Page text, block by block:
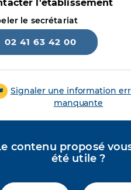
l'établissement
le secrétariat
02 41 63 42 00
Signaler une information
manquante
contenu proposé
été utile ?